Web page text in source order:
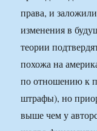
права, и
изменения в
теории
похожа на
по отношению к
штрафы), но
выше чем у